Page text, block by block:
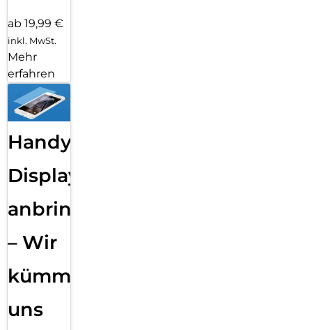
ab 19,99 €
inkl. MwSt.
Mehr
erfahren
Handy
Displayfolie
anbringen
– Wir
kümmern
uns